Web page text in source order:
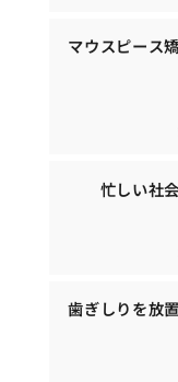
マウスピース
忙しい社
歯ぎしりを放